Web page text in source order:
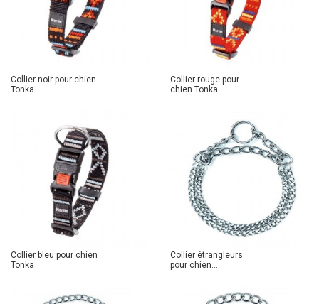
Collier noir pour chien
Tonka
Collier rouge pour
chien Tonka
Collier bleu pour chien
Tonka
Collier étrangleurs
pour chien...